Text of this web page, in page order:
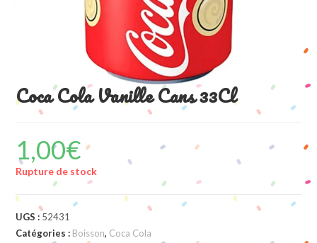
Coca Cola Vanille Cans 33Cl
1,00€
Rupture de stock
UGS : 52431
Catégories : Boisson, Coca Cola